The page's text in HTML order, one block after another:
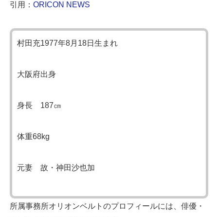
引用： ORICON NEWS
村田充1977年8月18日生まれ
大阪府出身
身長 187㎝
体重68kg
元妻 故・神田沙也加
所属事務所オリオンベルトのプロフィールには、俳優・